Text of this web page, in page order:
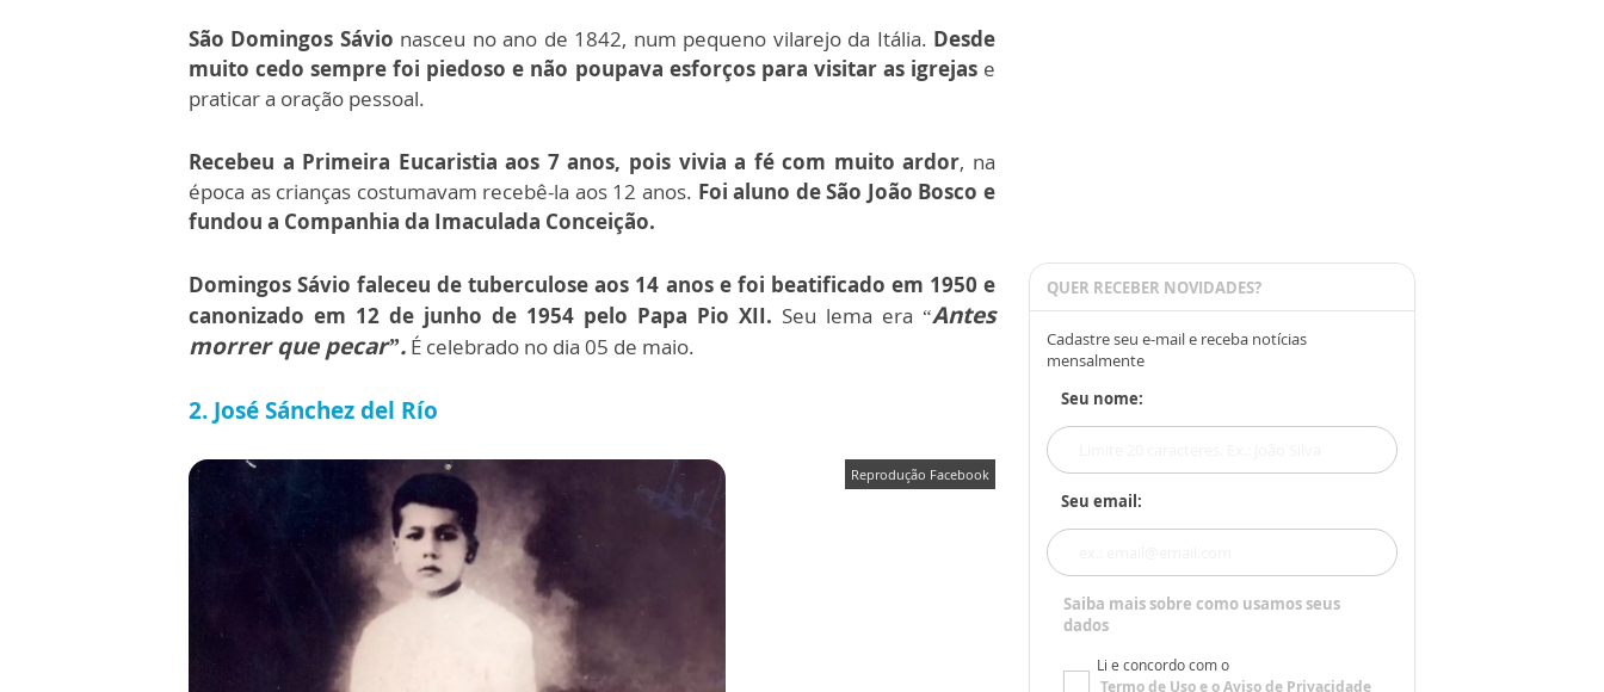
São Domingos Sávio nasceu no ano de 1842, num pequeno vilarejo da Itália. Desde
muito cedo sempre foi piedoso e não poupava esforços para visitar as igrejas e
praticar a oração pessoal.
Recebeu a Primeira Eucaristia aos 7 anos, pois vivia a fé com muito ardor, na
época as crianças costumavam recebê-la aos 12 anos. Foi aluno de São João Bosco e
fundou a Companhia da Imaculada Conceição.
Domingos Sávio faleceu de tuberculose aos 14 anos e foi beatificado em 1950 e
canonizado em 12 de junho de 1954 pelo Papa Pio XII. Seu lema era “Antes
morrer que pecar”. É celebrado no dia 05 de maio.
2. José Sánchez del Río
Reprodução Facebook
QUER RECEBER NOVIDADES?
Cadastre seu e-mail e receba notícias
mensalmente
Seu nome:
Seu email:
Saiba mais sobre como usamos seus
dados
Li e concordo com o
Termo de Usoe oAviso de Privacidade